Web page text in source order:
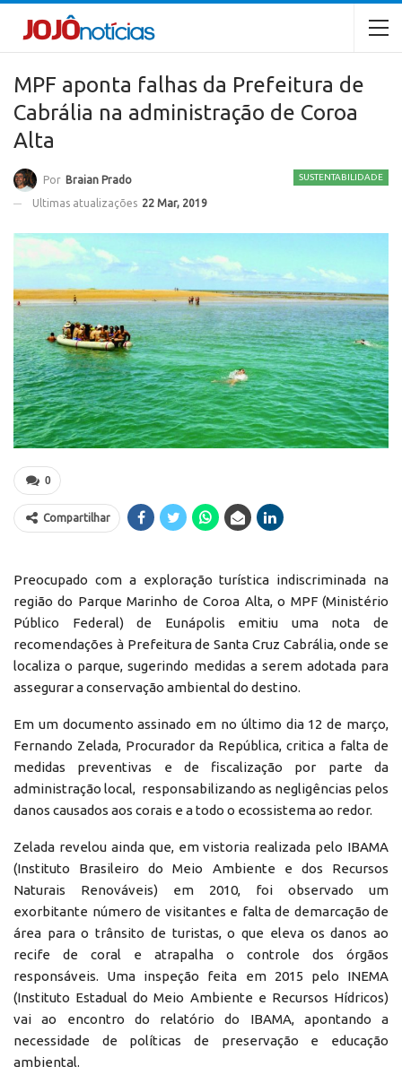
MPF aponta falhas da Prefeitura de
Cabrália na administração de Coroa
Alta
SUSTENTABILIDADE
Por Braian Prado
Ultimas atualizações 22 Mar, 2019
0
Compartilhar
Preocupado com a exploração turística indiscriminada na
região do Parque Marinho de Coroa Alta, o MPF (Ministério
Público Federal) de Eunápolis emitiu uma nota de
recomendações à Prefeitura de Santa Cruz Cabrália, onde se
localiza o parque, sugerindo medidas a serem adotada para
assegurar a conservação ambiental do destino.
Em um documento assinado em no último dia 12 de março,
Fernando Zelada, Procurador da República, critica a falta de
medidas preventivas e de fiscalização por parte da
administração local, responsabilizando as negligências pelos
danos causados aos corais e a todo o ecossistema ao redor.
Zelada revelou ainda que, em vistoria realizada pelo IBAMA
(Instituto Brasileiro do Meio Ambiente e dos Recursos
Naturais Renováveis) em 2010, foi observado um
exorbitante número de visitantes e falta de demarcação de
área para o trânsito de turistas, o que eleva os danos ao
recife de coral e atrapalha o controle dos órgãos
responsáveis. Uma inspeção feita em 2015 pelo INEMA
(Instituto Estadual do Meio Ambiente e Recursos Hídricos)
vai ao encontro do relatório do IBAMA, apontando a
necessidade de políticas de preservação e educação
ambiental.